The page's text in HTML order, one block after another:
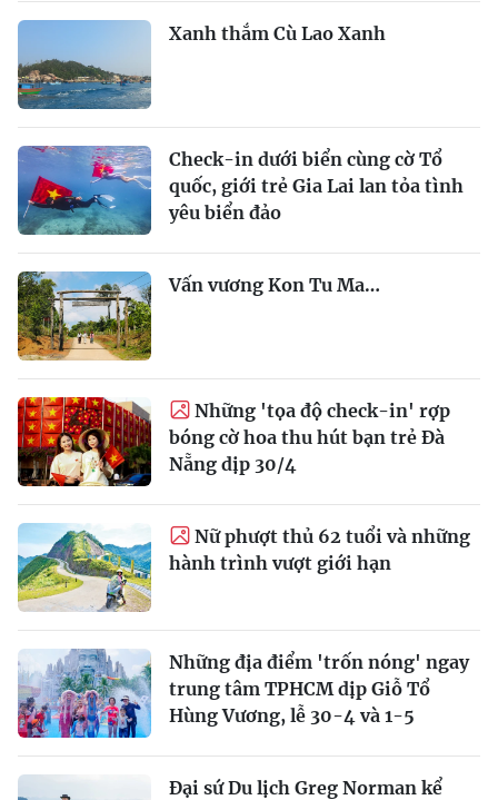
Xanh thắm Cù Lao Xanh
Check-in dưới biển cùng cờ Tổ
quốc, giới trẻ Gia Lai lan tỏa tình
yêu biển đảo
Vấn vương Kon Tu Ma…
Những 'tọa độ check-in' rợp
bóng cờ hoa thu hút bạn trẻ Đà
Nẵng dịp 30/4
Nữ phượt thủ 62 tuổi và những
hành trình vượt giới hạn
Những địa điểm 'trốn nóng' ngay
trung tâm TPHCM dịp Giỗ Tổ
Hùng Vương, lễ 30-4 và 1-5
Đại sứ Du lịch Greg Norman kể